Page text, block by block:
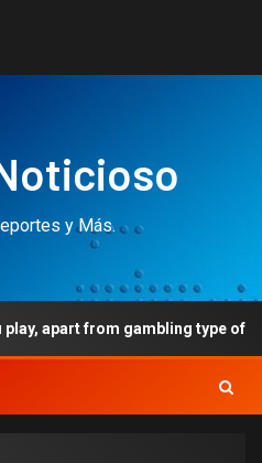
y Más.
type of and area